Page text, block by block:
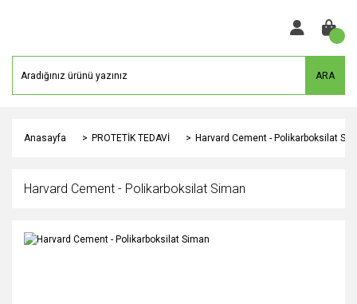
ARA
Anasayfa PROTETİK TEDAVİ Harvard Cement - Polikarboksilat
Harvard Cement - Polikarboksilat Siman